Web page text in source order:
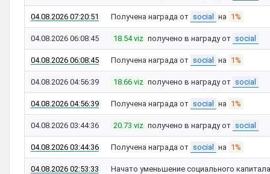
04.08.2026 07:20:51 Получена награда от social на 1%
04.08.2026 06:08:45 18.54 viz получено в награду от social
04.08.2026 06:08:45 Получена награда от social на 1%
04.08.2026 04:56:39 18.66 viz получено в награду от social
04.08.2026 04:56:39 Получена награда от social на 1%
04.08.2026 03:44:36 20.73 viz получено в награду от social
04.08.2026 03:44:36 Получена награда от social на 1%
04.08.2026 02:53:33 Начато уменьшение социального